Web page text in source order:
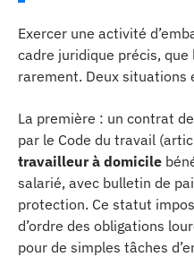
Exercer une activité
cadre juridique précis,
rarement. Deux situations
La première : un contrat
par le Code du travail
travailleur à domicile
salarié, avec bulletin de
protection. Ce statut
d’ordre des obligations
pour de simples tâches